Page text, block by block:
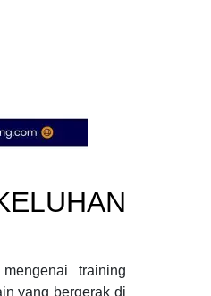
mengenai training
yang bergerak di